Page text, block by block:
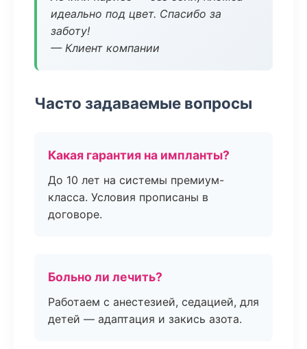
идеально под цвет. Спасибо за
заботу!
— Клиент компании
Часто задаваемые вопросы
Какая гарантия на импланты?
До 10 лет на системы премиум-
класса. Условия прописаны в
договоре.
Больно ли лечить?
Работаем с анестезией, седацией, для
детей — адаптация и закись азота.